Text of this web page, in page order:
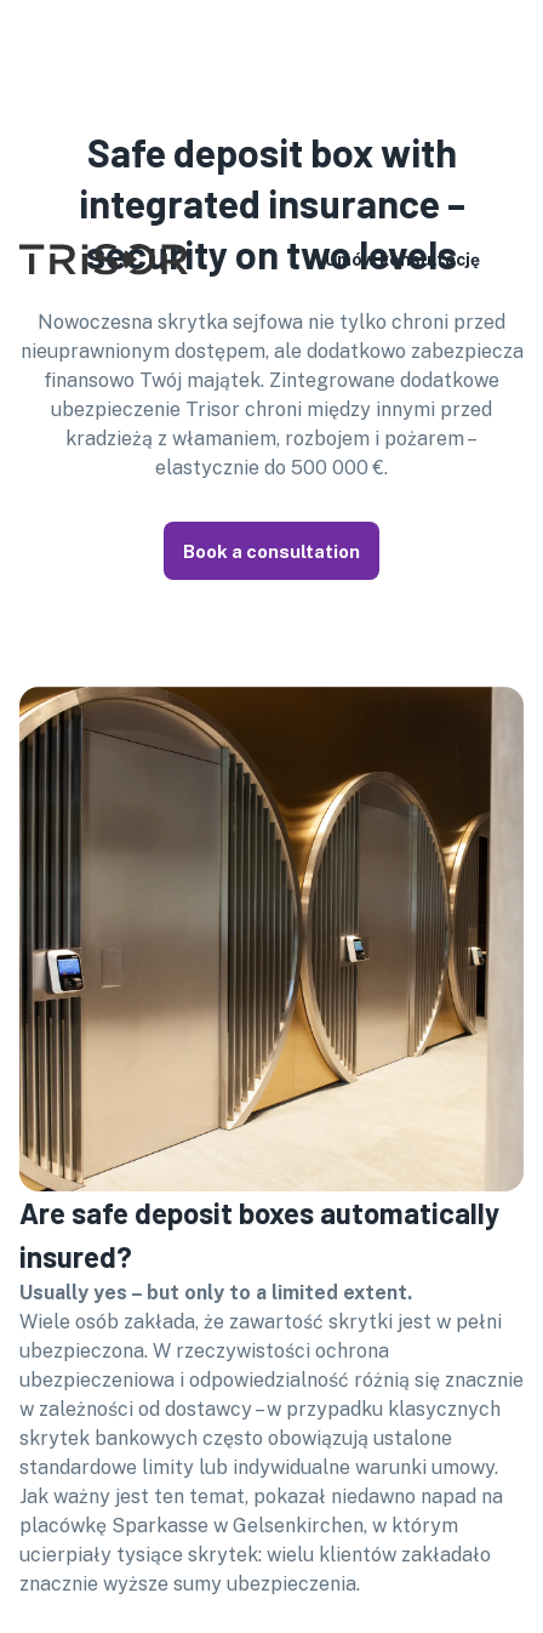
sobą tłumacza.
Umów konsultację
Safe deposit box with
integrated insurance –
security on two levels
Nowoczesna skrytka sejfowa nie tylko chroni przed
nieuprawnionym dostępem, ale dodatkowo zabezpiecza
finansowo Twój majątek. Zintegrowane dodatkowe
ubezpieczenie Trisor chroni między innymi przed
kradzieżą z włamaniem, rozbojem i pożarem –
elastycznie do 500 000 €.
Book a consultation
Are safe deposit boxes automatically
insured?
Usually yes – but only to a limited extent.
Wiele osób zakłada, że zawartość skrytki jest w pełni
ubezpieczona. W rzeczywistości ochrona
ubezpieczeniowa i odpowiedzialność różnią się znacznie
w zależności od dostawcy – w przypadku klasycznych
skrytek bankowych często obowiązują ustalone
standardowe limity lub indywidualne warunki umowy.
Jak ważny jest ten temat, pokazał niedawno napad na
placówkę Sparkasse w Gelsenkirchen, w którym
ucierpiały tysiące skrytek: wielu klientów zakładało
znacznie wyższe sumy ubezpieczenia.